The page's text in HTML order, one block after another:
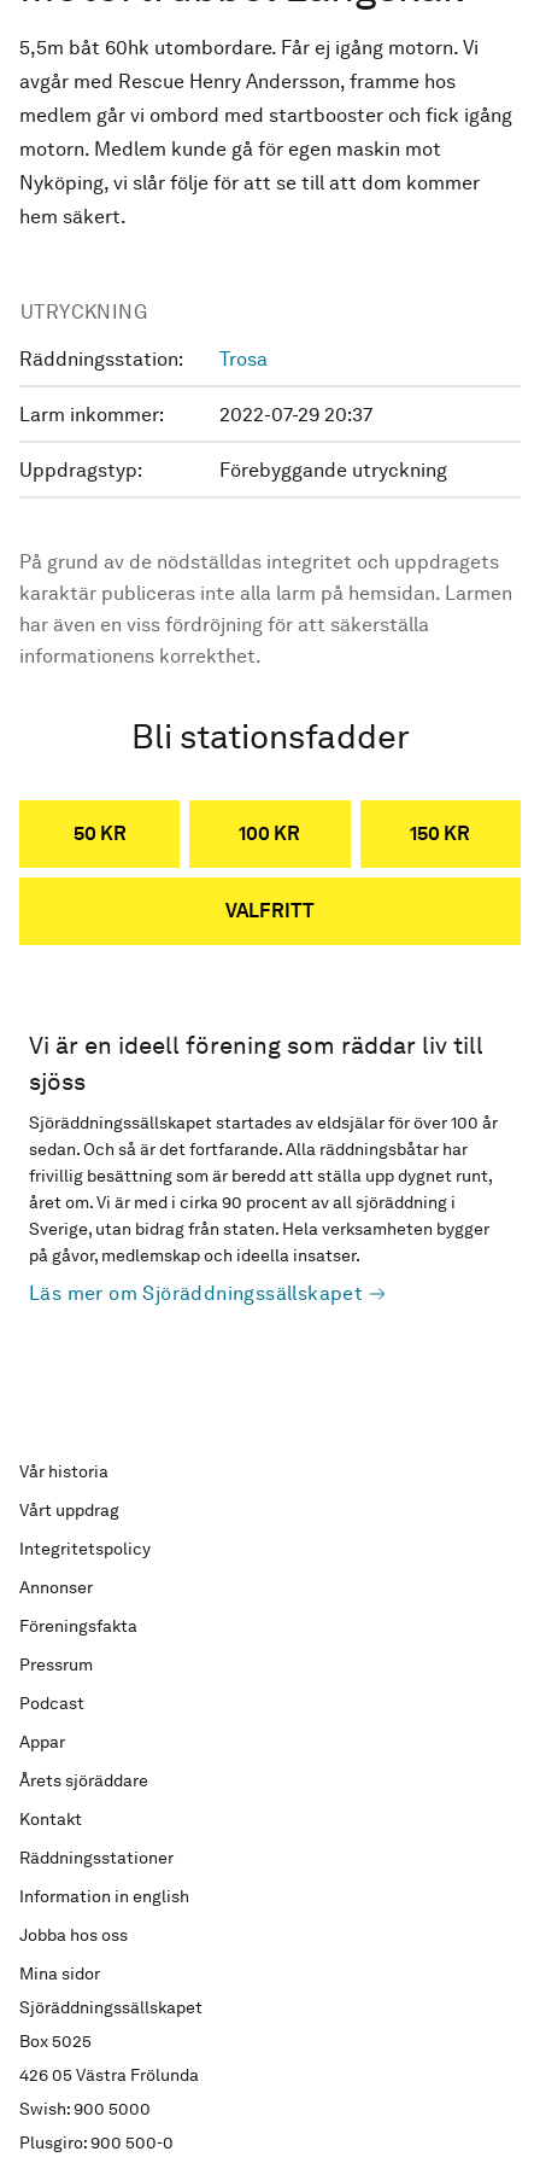
5,5m båt 60hk utombordare. Får ej igång motorn. Vi
avgår med Rescue Henry Andersson, framme hos
medlem går vi ombord med startbooster och fick igång
motorn. Medlem kunde gå för egen maskin mot
Nyköping, vi slår följe för att se till att dom kommer
hem säkert.
UTRYCKNING
Räddningsstation: Trosa
Larm inkommer: 2022-07-29 20:37
Uppdragstyp: Förebyggande utryckning
På grund av de nödställdas integritet och uppdragets
karaktär publiceras inte alla larm på hemsidan. Larmen
har även en viss fördröjning för att säkerställa
informationens korrekthet.
Bli stationsfadder
50 KR 100 KR 150 KR
VALFRITT
Vi är en ideell förening som räddar liv till
sjöss
Sjöräddningssällskapet startades av eldsjälar för över 100 år
sedan. Och så är det fortfarande. Alla räddningsbåtar har
frivillig besättning som är beredd att ställa upp dygnet runt,
året om. Vi är med i cirka 90 procent av all sjöräddning i
Sverige, utan bidrag från staten. Hela verksamheten bygger
på gåvor, medlemskap och ideella insatser.
Läs mer om Sjöräddningssällskapet
Sjöräddningssällskapet
Box 5025
426 05 Västra Frölunda
Swish: 900 5000
Plusgiro: 900 500-0
Vår historia
Vårt uppdrag
Integritetspolicy
Annonser
Föreningsfakta
Pressrum
Podcast
Appar
Årets sjöräddare
Kontakt
Räddningsstationer
Information in english
Jobba hos oss
Mina sidor